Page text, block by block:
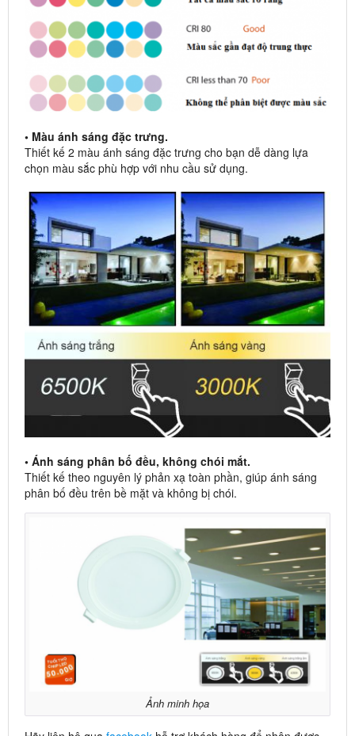
• Màu ánh sáng đặc trưng.
Thiết kế 2 màu ánh sáng đặc trưng cho bạn dễ dàng lựa
chọn màu sắc phù hợp với nhu cầu sử dụng.
• Ánh sáng phân bố đều, không chói mắt.
Thiết kế theo nguyên lý phản xạ toàn phần, giúp ánh sáng
phân bố đều trên bề mặt và không bị chói.
Ảnh minh họa